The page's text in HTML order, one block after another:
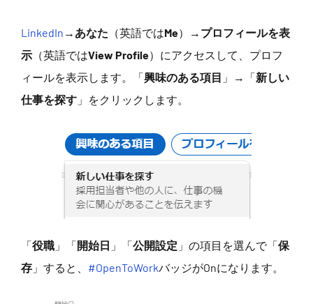
LinkedIn → あなた （英語ではMe）→ プロフィールを表
示 （英語ではView Profile）にアクセスして、プロフ
ィールを表示します。「興味のある項目 」→「新しい
仕事を探す 」をクリックします。
「役職 」「開始日 」「公開設定 」の項目を選んで「保
存 」すると、 #OpenToWorkバッジがOnになります。